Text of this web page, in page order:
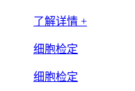
了解详情 +
细胞检定
细胞检定